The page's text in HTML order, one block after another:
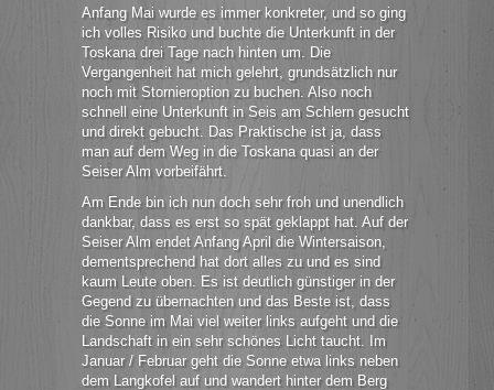
Anfang Mai wurde es immer konkreter, und so ging
ich volles Risiko und buchte die Unterkunft in der
Toskana drei Tage nach hinten um. Die
Vergangenheit hat mich gelehrt, grundsätzlich nur
noch mit Stornieroption zu buchen. Also noch
schnell eine Unterkunft in Seis am Schlern gesucht
und direkt gebucht. Das Praktische ist ja, dass
man auf dem Weg in die Toskana quasi an der
Seiser Alm vorbeifährt.
Am Ende bin ich nun doch sehr froh und unendlich
dankbar, dass es erst so spät geklappt hat. Auf der
Seiser Alm endet Anfang April die Wintersaison,
dementsprechend hat dort alles zu und es sind
kaum Leute oben. Es ist deutlich günstiger in der
Gegend zu übernachten und das Beste ist, dass
die Sonne im Mai viel weiter links aufgeht und die
Landschaft in ein sehr schönes Licht taucht. Im
Januar / Februar geht die Sonne etwa links neben
dem Langkofel auf und wandert hinter dem Berg